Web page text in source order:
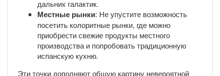
дальних галактик.
Местные рынки: Не упустите возможность
посетить колоритные рынки, где можно
приобрести свежие продукты местного
производства и попробовать традиционную
испанскую кухню.
Эти точки дополняют общую картину невероятной